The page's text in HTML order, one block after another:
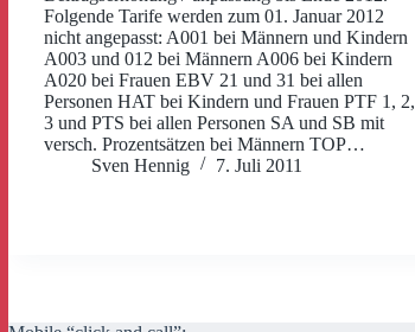
Folgende Tarife werden zum 01. Januar 2012
nicht angepasst: A001 bei Männern und Kindern
A003 und 012 bei Männern A006 bei Kindern
A020 bei Frauen EBV 21 und 31 bei allen
Personen HAT bei Kindern und Frauen PTF 1, 2,
3 und PTS bei allen Personen SA und SB mit
versch. Prozentsätzen bei Männern TOP…
Sven Hennig
7. Juli 2011